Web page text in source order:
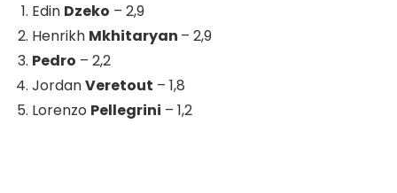
Edin Dzeko – 2,9
Henrikh Mkhitaryan – 2,9
Pedro – 2,2
JordanVeretout – 1,8
Lorenzo Pellegrini – 1,2